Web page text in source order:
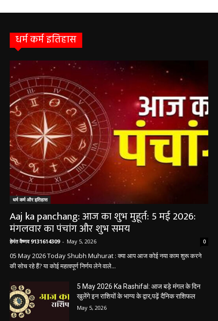
धर्म कर्म इतिहास
धर्म कर्म और इतिहास
Aaj ka panchang: आज का शुभ मुहूर्त: 5 मई 2026:
मंगलवार का पंचांग और शुभ समय
हेमंत वैष्णव 9131614309 - May 5, 2026 0
05 May 2026 Today Shubh Muhurat : क्या आप आज कोई नया काम शुरू करने
की सोच रहे हैं? या कोई महत्वपूर्ण निर्णय लेने वाले...
5 May 2026 Ka Rashifal: आज बड़े मंगल के दिन
खुलेंगे इन राशियों के भाग्य के द्वार,पढ़ें दैनिक राशिफल
May 5, 2026